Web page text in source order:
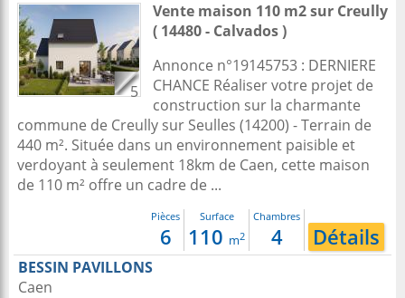
5
Vente maison 110 m2sur Creully
( 14480 - Calvados )
Annonce n°19145753 : DERNIERE
CHANCE Réaliser votre projet de
construction sur la charmante
commune de Creully sur Seulles (14200) - Terrain de
440 m². Située dans un environnement paisible et
verdoyant à seulement 18km de Caen, cette maison
de 110 m² offre un cadre de ...
Pièces
6
Surface
110 m2
Chambres
4 Détails
BESSIN PAVILLONS
Caen